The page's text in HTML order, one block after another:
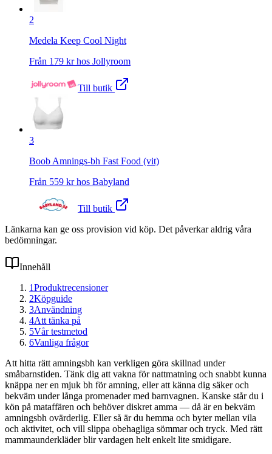
2
Medela Keep Cool Night
Från 179 kr hos Jollyroom
Till butik
3
Boob Amnings-bh Fast Food (vit)
Från 559 kr hos Babyland
Till butik
Länkarna kan ge oss provision vid köp. Det påverkar aldrig våra
bedömningar.
Innehåll
1Produktrecensioner
2Köpguide
3Användning
4Att tänka på
5Vår testmetod
6Vanliga frågor
Att hitta rätt amningsbh kan verkligen göra skillnad under
småbarnstiden. Tänk dig att vakna för nattmatning och snabbt kunna
knäppa ner en mjuk bh för amning, eller att känna dig säker och
bekväm under långa promenader med barnvagnen. Kanske står du i
kön på mataffären och behöver diskret amma — då är en bekväm
amningsbh ovärderlig. Eller så är du hemma och byter mellan vila
och aktivitet, och vill slippa obehagliga sömmar och tryck. Med rätt
mammaunderkläder blir vardagen helt enkelt lite smidigare.